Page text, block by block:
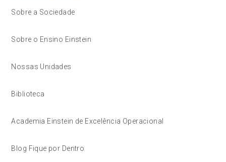
Sobre a Sociedade
Sobre o Ensino Einstein
Nossas Unidades
Biblioteca
Academia Einstein de Excelência Operacional
Blog Fique por Dentro